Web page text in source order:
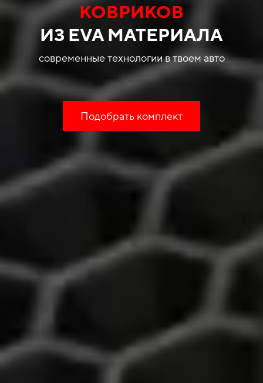
КОВРИКОВ
ИЗ EVA МАТЕРИАЛА
современные технологии в твоем авто
Подобрать комплект